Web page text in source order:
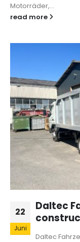
Motorräder,...
read more
22
Juni
Daltec
Daltec